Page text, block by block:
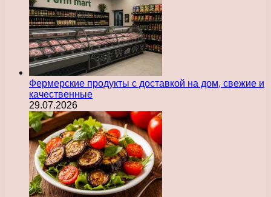
Фермерские продукты с доставкой на дом, свежие и
качественные
29.07.2026